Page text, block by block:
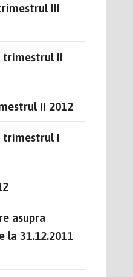
III
trimestrul II
II 2012
trimestrul I
asupra
la 31.12.2011